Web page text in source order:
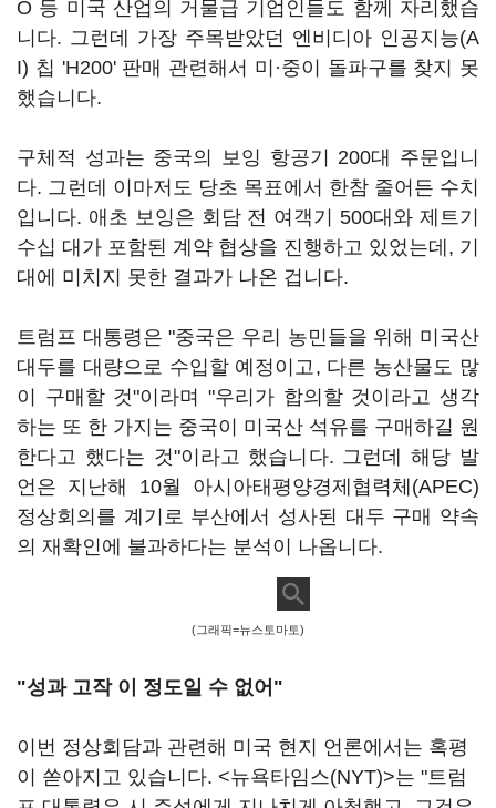
O 등 미국 산업의 거물급 기업인들도 함께 자리했습
니다. 그런데 가장 주목받았던 엔비디아 인공지능(A
I) 칩 'H200' 판매 관련해서 미·중이 돌파구를 찾지 못
했습니다.
구체적 성과는 중국의 보잉 항공기 200대 주문입니
다. 그런데 이마저도 당초 목표에서 한참 줄어든 수치
입니다. 애초 보잉은 회담 전 여객기 500대와 제트기
수십 대가 포함된 계약 협상을 진행하고 있었는데, 기
대에 미치지 못한 결과가 나온 겁니다.
트럼프 대통령은 "중국은 우리 농민들을 위해 미국산
대두를 대량으로 수입할 예정이고, 다른 농산물도 많
이 구매할 것"이라며 "우리가 합의할 것이라고 생각
하는 또 한 가지는 중국이 미국산 석유를 구매하길 원
한다고 했다는 것"이라고 했습니다. 그런데 해당 발
언은 지난해 10월 아시아태평양경제협력체(APEC)
정상회의를 계기로 부산에서 성사된 대두 구매 약속
의 재확인에 불과하다는 분석이 나옵니다.
(그래픽=뉴스토마토)
"성과 고작 이 정도일 수 없어"
이번 정상회담과 관련해 미국 현지 언론에서는 혹평
이 쏟아지고 있습니다. <뉴욕타임스(NYT)>는 "트럼